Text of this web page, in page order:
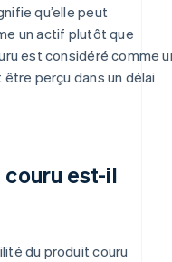
qu’elle peut
un actif plutôt que
est considéré comme
perçu dans un délai
est-il
du produit couru